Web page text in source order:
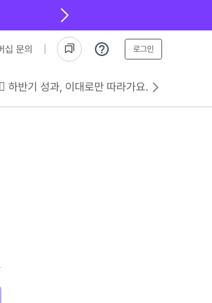
십 문의 로그인
하반기 성과, 이대로만 따라가요.